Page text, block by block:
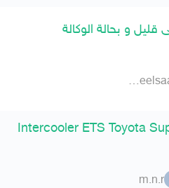
a9eelsaa
m.n.r